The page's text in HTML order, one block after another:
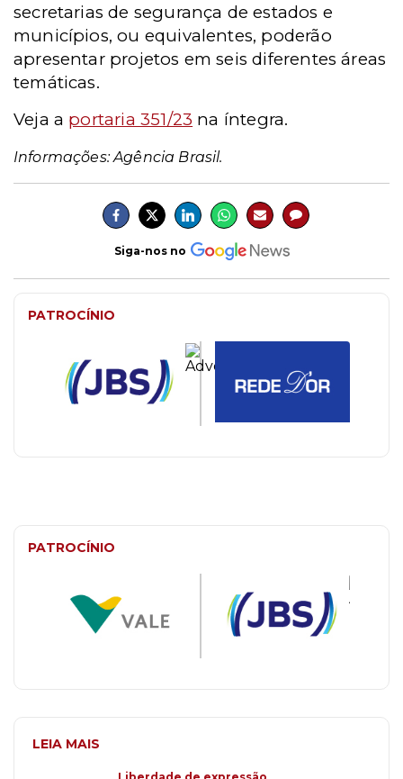
secretarias de segurança de estados e
municípios, ou equivalentes, poderão
apresentar projetos em seis diferentes áreas
temáticas.
Veja a portaria 351/23 na íntegra.
Informações: Agência Brasil.
Siga-nos no
PATROCÍNIO
PATROCÍNIO
LEIA MAIS